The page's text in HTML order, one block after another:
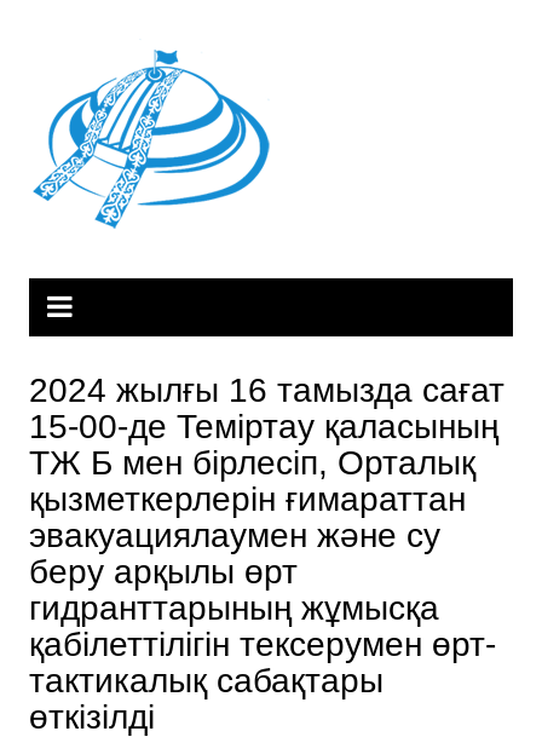
2024 жылғы 16 тамызда сағат
15-00-де Теміртау қаласының
ТЖ Б мен бірлесіп, Орталық
қызметкерлерін ғимараттан
эвакуациялаумен және су
беру арқылы өрт
гидранттарының жұмысқа
қабілеттілігін тексерумен өрт-
тактикалық сабақтары
өткізілді